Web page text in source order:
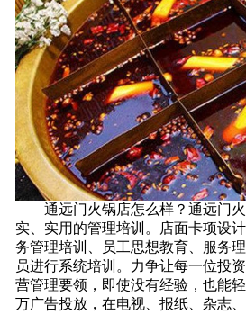
通远门火锅店怎么样？通远门
实、实用的管理培训。店面卡项设
务管理培训、员工思想教育、服务
员进行系统培训。力争让每一位投
营管理要领，即使没有经验，也能
万广告投放，在电视、报纸、杂志